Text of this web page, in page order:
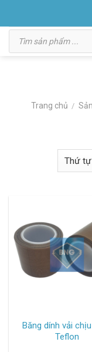
content
Tìm
kiếm
phẩm
Trang chủ /
Băng dính vải
Teflon